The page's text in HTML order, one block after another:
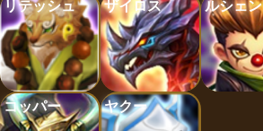
リテッシュ
ザイロス ルシェン
コッパー ヤクー